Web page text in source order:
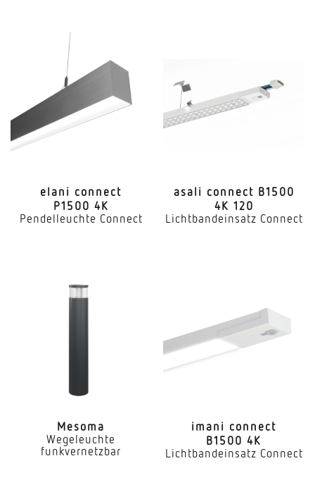
elani connect
P1500 4K
Pendelleuchte Connect
asali connect B1500
4K 120
Lichtbandeinsatz Connect
Mesoma
Wegeleuchte
funkvernetzbar
imani connect
B1500 4K
Lichtbandeinsatz Connect